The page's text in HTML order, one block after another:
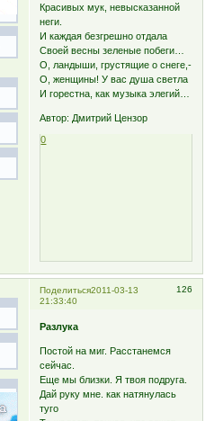
Красивых мук, невысказанной
неги.
И каждая безгрешно отдала
Своей весны зеленые побеги…
О, ландыши, грустящие о снеге,-
О, женщины! У вас душа светла
И горестна, как музыка элегий…
Автор: Дмитрий Цензор
0
Поделиться 126
2011-03-13
21:33:40
Разлука
Постой на миг. Расстанемся
сейчас.
Еще мы близки. Я твоя подруга.
Дай руку мне. как натянулась
туго